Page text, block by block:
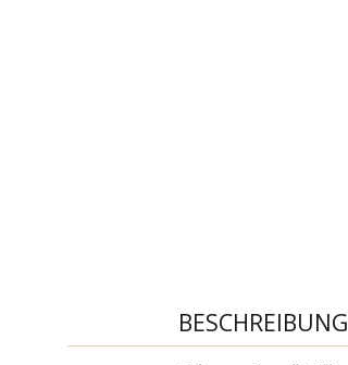
BESCHREIBUNG